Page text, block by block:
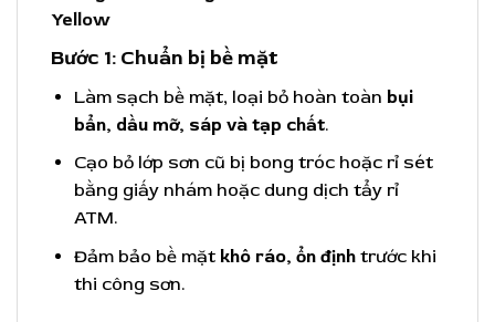
Yellow
Bước 1: Chuẩn bị bề mặt
Làm sạch bề mặt, loại bỏ hoàn toàn bụi
bẩn, dầu mỡ, sáp và tạp chất.
Cạo bỏ lớp sơn cũ bị bong tróc hoặc rỉ sét
bằng giấy nhám hoặc dung dịch tẩy rỉ
ATM.
Đảm bảo bề mặt khô ráo, ổn địnhtrước khi
thi công sơn.